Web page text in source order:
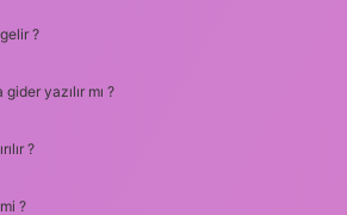
?
yazılır mı ?
?
?